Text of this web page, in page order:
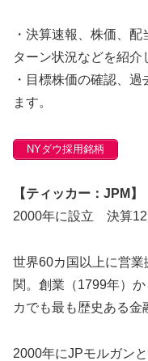
・決算速報、株価、
ターン状況などを紹介
・目標株価の確認、
ます。
NYダウ採用銘柄
【ティッカー：JPM】
2000年に設立 決算12
世界60カ国以上に営
関。創業（1799年）
カでも最も歴史ある金
2000年にJPモルガン